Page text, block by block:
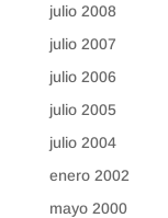
julio 2008
julio 2007
julio 2006
julio 2005
julio 2004
enero 2002
mayo 2000